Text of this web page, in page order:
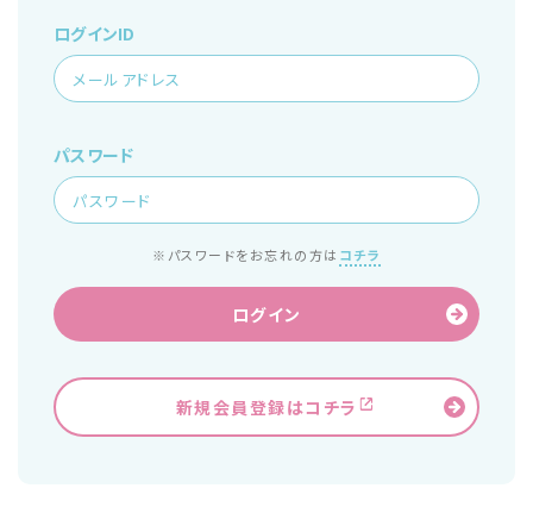
ログインID
パスワード
※パスワードをお忘れの方は コチラ
ログイン
新規会員登録はコチラ